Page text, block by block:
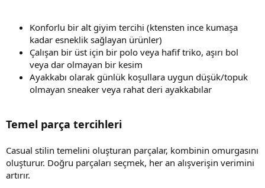
Konforlu bir alt giyim tercihi (ktensten ince kumaşa
kadar esneklik sağlayan ürünler)
Çalışan bir üst için bir polo veya hafif triko, aşırı bol
veya dar olmayan bir kesim
Ayakkabı olarak günlük koşullara uygun düşük/topuk
olmayan sneaker veya rahat deri ayakkabılar
Temel parça tercihleri
Casual stilin temelini oluşturan parçalar, kombinin omurgasını
oluşturur. Doğru parçaları seçmek, her an alışverişin verimini
artırır.